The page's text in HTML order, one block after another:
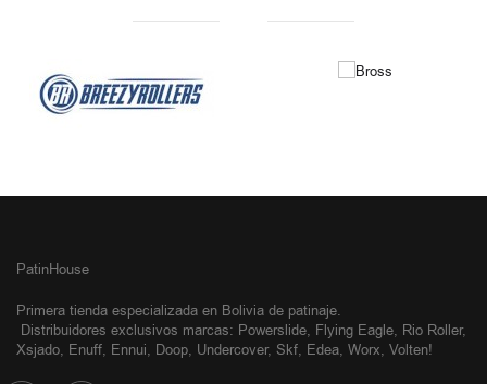
PatinHouse
Primera tienda especializada en Bolivia de patinaje.
Distribuidores exclusivos marcas: Powerslide, Flying Eagle, Rio Roller,
Xsjado, Enuff, Ennui, Doop, Undercover, Skf, Edea, Worx, Volten!